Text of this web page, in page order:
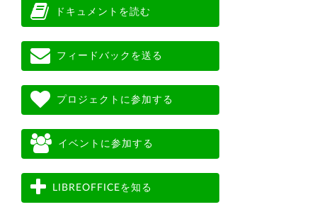
ドキュメントを読む
フィードバックを送る
プロジェクトに参加する
イベントに参加する
LIBREOFFICEを知る